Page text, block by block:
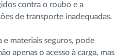
contra o roubo e a
de transporte inadequadas.
e materiais seguros, pode
apenas o acesso à carga, mas